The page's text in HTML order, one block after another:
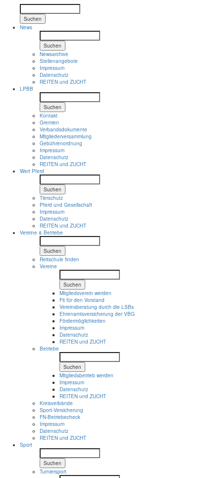
Suchen
News
Suchen
Newsarchive
Stellenangebote
Impressum
Datenschutz
REITEN und ZUCHT
LPBB
Suchen
Kontakt
Gremien
Verbandsdokumente
Mitgliederversammlung
Gebührenordnung
Impressum
Datenschutz
REITEN und ZUCHT
Wert Pferd
Suchen
Tierschutz
Pferd und Gesellschaft
Impressum
Datenschutz
REITEN und ZUCHT
Vereine & Betriebe
Suchen
Reitschule finden
Vereine
Suchen
Mitgliedsverein werden
Fit für den Vorstand
Vereinsberatung durch die LSBs
Ehrenamtsversicherung der VBG
Fördermöglichkeiten
Impressum
Datenschutz
REITEN und ZUCHT
Betriebe
Suchen
Mitgliedsbetrieb werden
Impressum
Datenschutz
REITEN und ZUCHT
Kreisverbände
Sport-Versicherung
FN-Betriebecheck
Impressum
Datenschutz
REITEN und ZUCHT
Sport
Suchen
Turniersport